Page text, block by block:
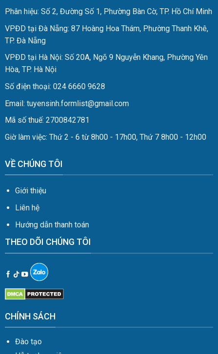
Phân hiệu: Số 2, Đường Số 1, Phường Bàn Cờ, TP. Hồ Chí Minh
VPĐD tại Đà Nẵng: 87 Hoàng Hoa Thám, Phường Thanh Khê,
TP. Đà Nẵng
VPĐD tại Hà Nội: Số 20A, Ngõ 9 Nguyễn Khang, Phường Yên
Hòa, TP. Hà Nội
Số điện thoại: 024 6660 9628
Email: tuyensinh.formlist@gmail.com
Mã số thuế: 2700842781
Giờ làm việc: Thứ 2 - 6 từ 8h00 - 17h00, Thứ 7 8h00 - 12h00
VỀ CHÚNG TÔI
Giới thiệu
Liên hệ
Hướng dẫn thanh toán
THEO DÕI CHÚNG TÔI
CHÍNH SÁCH
Đào tạo